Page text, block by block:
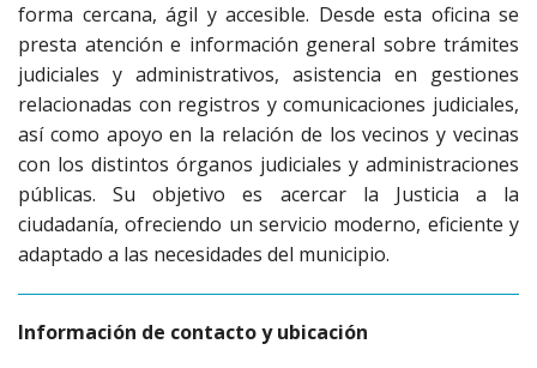
forma cercana, ágil y accesible. Desde esta oficina se
presta atención e información general sobre trámites
judiciales y administrativos, asistencia en gestiones
relacionadas con registros y comunicaciones judiciales,
así como apoyo en la relación de los vecinos y vecinas
con los distintos órganos judiciales y administraciones
públicas. Su objetivo es acercar la Justicia a la
ciudadanía, ofreciendo un servicio moderno, eficiente y
adaptado a las necesidades del municipio.
Información de contacto y ubicación